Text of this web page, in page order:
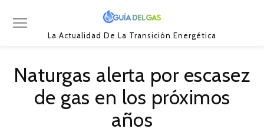
La Actualidad De La Transición Energética
Naturgas alerta por escasez
de gas en los próximos
años